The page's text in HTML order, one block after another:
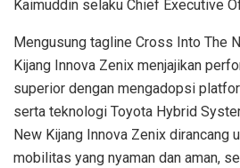
Kaimuddin selaku Chief Executive
Mengusung tagline Cross Into The
Kijang Innova Zenix menjajikan
superior dengan mengadopsi
serta teknologi Toyota Hybrid
New Kijang Innova Zenix dirancang
mobilitas yang nyaman dan aman,